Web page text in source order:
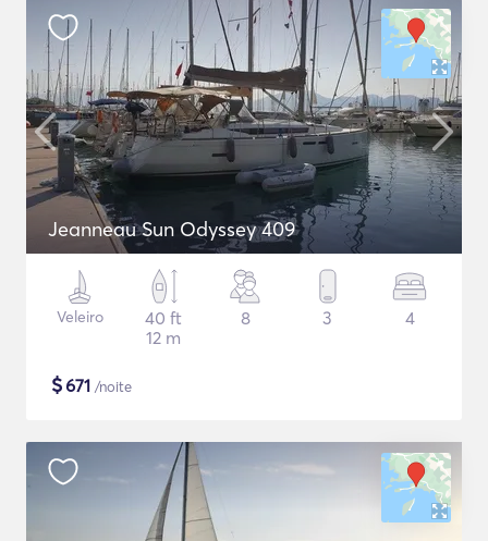
Jeanneau Sun Odyssey 409
Veleiro
40 ft
12 m
8 3 4
$671 /noite